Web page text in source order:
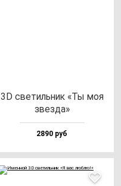
3D све­тиль­ник «Ты моя
звез­да»
2890 руб